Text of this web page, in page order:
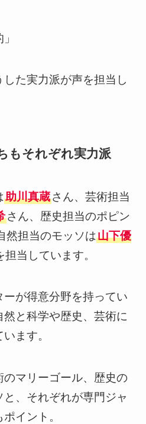
た実力派が声を担当し
もそれぞれ実力派
助川真蔵さん、芸術担当
さん、歴史担当のポピン
然担当のモッソは山下優
当しています。
が得意分野を持ってい
と科学や歴史、芸術に
ます。
マリーゴール、歴史の
、それぞれが専門ジャ
イント。